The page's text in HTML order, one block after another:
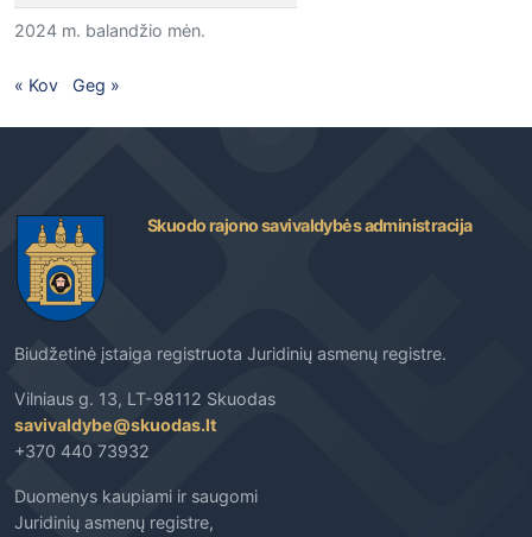
2024 m. balandžio mėn.
« Kov Geg »
Skuodo rajono savivaldybės administracija
Biudžetinė įstaiga registruota Juridinių asmenų registre.
Vilniaus g. 13, LT-98112 Skuodas
savivaldybe@skuodas.lt
+370 440 73932
Duomenys kaupiami ir saugomi
Juridinių asmenų registre,